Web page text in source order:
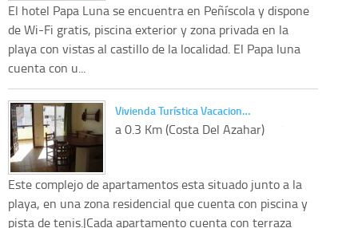
El hotel Papa Luna se encuentra en Peñíscola y dispone
de Wi-Fi gratis, piscina exterior y zona privada en la
playa con vistas al castillo de la localidad. El Papa luna
cuenta con u...
Vivienda Turística Vacacion…
a 0.3 Km (Costa Del Azahar)
Este complejo de apartamentos esta situado junto a la
playa, en una zona residencial que cuenta con piscina y
pista de tenis.|Cada apartamento cuenta con terraza